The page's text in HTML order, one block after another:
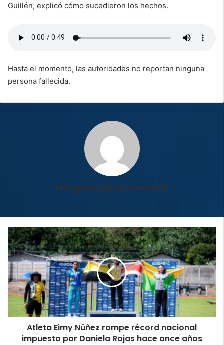
Guillén, explicó cómo sucedieron los hechos.
Hasta el momento, las autoridades no reportan ninguna
persona fallecida.
Milagros Herrera Montiel
Atleta
Eimy
Núñez
rompe
récord
nacional
impuesto
Daniela
Atleta Eimy Núñez rompe récord nacional
impuesto por Daniela Rojas hace once años